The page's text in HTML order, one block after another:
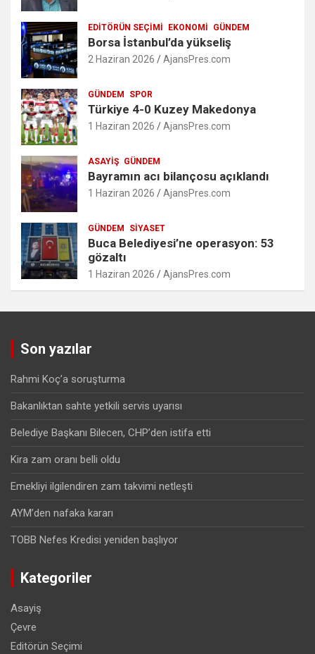
EDITÖRÜN SEÇIMI EKONOMI GÜNDEM
Borsa İstanbul’da yükseliş
2 Haziran 2026 AjansPres.com
GÜNDEM SPOR
Türkiye 4-0 Kuzey Makedonya
1 Haziran 2026 AjansPres.com
ASAYIŞ GÜNDEM
Bayramın acı bilançosu açıklandı
1 Haziran 2026 AjansPres.com
GÜNDEM SIYASET
Buca Belediyesi’ne operasyon: 53
gözaltı
1 Haziran 2026 AjansPres.com
Son yazılar
Rahmi Koç’a soruşturma
Bakanlıktan sahte yetkili servis uyarısı
Belediye Başkanı Bilecen, CHP’den istifa etti
Kira zam oranı belli oldu
Emekliyi ilgilendiren zam takvimi netleşti
AYM’den nafaka kararı
TOBB Nefes Kredisi yeniden başlıyor
Kategoriler
Asayiş
Çevre
Editörün Seçimi